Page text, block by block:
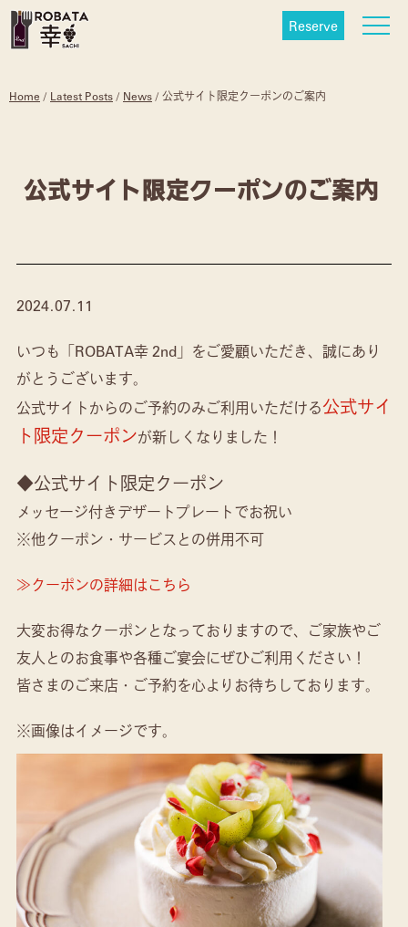
Reserve
Home / Latest Posts / News / 公式サイト限定クーポンのご案内
公式サイト限定クーポンのご案内
2024.07.11
いつも「ROBATA幸 2nd」をご愛顧いただき、誠にあり
がとうございます。
公式サイトからのご予約のみご利用いただける公式サイ
ト限定クーポンが新しくなりました！
◆公式サイト限定クーポン
メッセージ付きデザートプレートでお祝い
※他クーポン・サービスとの併用不可
≫クーポンの詳細はこちら
大変お得なクーポンとなっておりますので、ご家族やご
友人とのお食事や各種ご宴会にぜひご利用ください！
皆さまのご来店・ご予約を心よりお待ちしております。
※画像はイメージです。